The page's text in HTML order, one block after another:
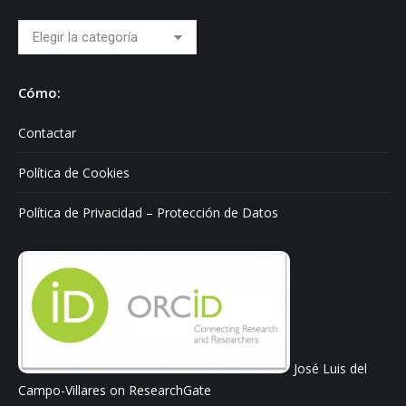
Hablo
sobre:
Cómo:
Contactar
Política de Cookies
Política de Privacidad – Protección de Datos
José Luis del
Campo-Villares on ResearchGate